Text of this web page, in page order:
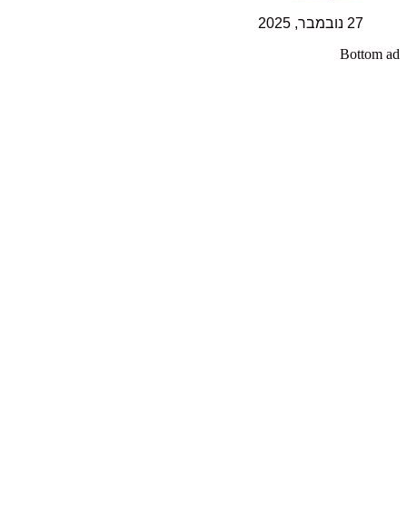
27 נובמבר, 2025
Bottom ad